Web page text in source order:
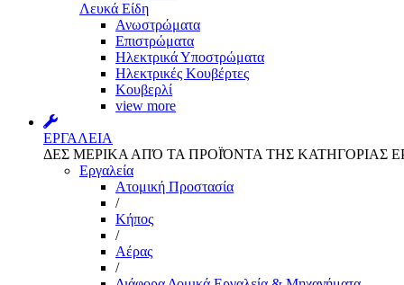
Λευκά Είδη
Ανωστρώματα
Επιστρώματα
Ηλεκτρικά Υποστρώματα
Ηλεκτρικές Κουβέρτες
Κουβερλί
view more
ΕΡΓΑΛΕΙΑ
ΔΕΣ ΜΕΡΙΚΑ ΑΠΌ ΤΑ ΠΡΟΪΌΝΤΑ ΤΗΣ ΚΑΤΗΓΟΡΙΑΣ
Εργαλεία
Aτομική Προστασία
/
Kήπος
/
Αέρας
/